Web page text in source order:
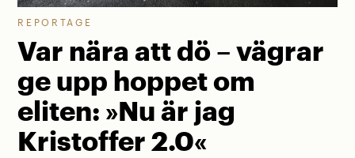
REPORTAGE
Var nära att dö – vägrar
ge upp hoppet om
eliten: »Nu är jag
Kristoffer 2.0«